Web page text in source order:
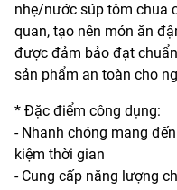
nhẹ/nước súp tôm chua
quan, tạo nên món ăn
được đảm bảo đạt
sản phẩm an toàn cho
* Đặc điểm công dụng:
- Nhanh chóng mang
kiệm thời gian
- Cung cấp năng lượng